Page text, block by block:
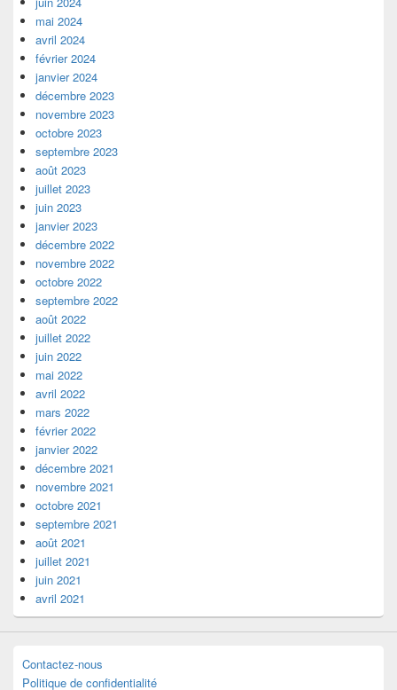
mai 2024
avril 2024
février 2024
janvier 2024
décembre 2023
novembre 2023
octobre 2023
septembre 2023
août 2023
juillet 2023
juin 2023
janvier 2023
décembre 2022
novembre 2022
octobre 2022
septembre 2022
août 2022
juillet 2022
juin 2022
mai 2022
avril 2022
mars 2022
février 2022
janvier 2022
décembre 2021
novembre 2021
octobre 2021
septembre 2021
août 2021
juillet 2021
juin 2021
avril 2021
Contactez-nous
Politique de confidentialité